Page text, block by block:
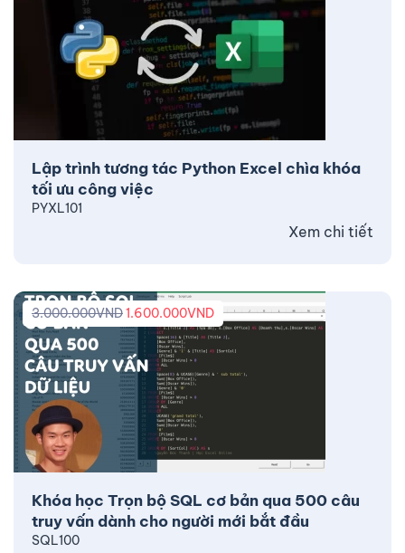
Lập trình tương tác Python Excel chìa khóa
tối ưu công việc
PYXL101
Xem chi tiết
Khóa học Trọn bộ SQL cơ bản qua 500 câu
truy vấn dành cho người mới bắt đầu
3.000.000VND1.600.000VND
SQL100